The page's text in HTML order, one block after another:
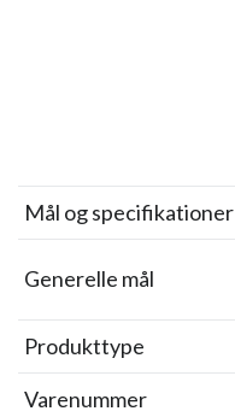
Mål og specifikationer
Generelle mål
Produkttype
Varenummer